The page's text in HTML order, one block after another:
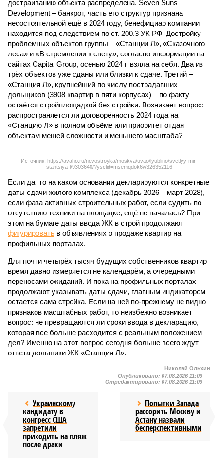
достраиванию объекта распределена. Seven Suns
Development – банкрот, часть его структур признана
несостоятельной ещё в 2024 году, бенефициар компании
находится под следствием по ст. 200.3 УК РФ. Достройку
проблемных объектов группы – «Станции Л», «Сказочного
леса» и «В стремлении к свету», согласно информации на
сайтах Capital Group, осенью 2024 г. взяла на себя. Два из
трёх объектов уже сданы или близки к сдаче. Третий –
«Станция Л», крупнейший по числу пострадавших
дольщиков (3908 квартир в пяти корпусах) – по факту
остаётся стройплощадкой без стройки. Возникает вопрос:
распространяется ли договорённость 2024 года на
«Станцию Л» в полном объёме или приоритет отдан
объектам мешей сложности и меньшего масштаба?
Источник: https://avaho.ru/novostroyka/moskva/uvao/lyublino/svetlyy-mir-
stantsiya-l/9303640/?ysclid=msemqdok6w326352116
Если да, то на каком основании декларируются конкретные
даты сдачи жилого комплекса (декабрь 2026 – март 2028),
если фаза активных строительных работ, если судить по
отсутствию техники на площадке, ещё не началась? При
этом на бумаге даты ввода ЖК в строй продолжают
фигурировать в объявлениях о продаже квартир на
профильных порталах.
Для почти четырёх тысяч будущих собственников квартир
время давно измеряется не календарём, а очередными
переносами ожиданий. И пока на профильных порталах
продолжают указывать даты сдачи, главным индикатором
остается сама стройка. Если на ней по-прежнему не видно
признаков масштабных работ, то неизбежно возникает
вопрос: не превращаются ли сроки ввода в декларацию,
которая все больше расходится с реальным положением
дел? Именно на этот вопрос сегодня больше всего ждут
ответа дольщики ЖК «Станция Л».
Николай Ольхин
Опубликовано: 07.08.2026 11:09
Отредактировано: 07.08.2026 11:09
Украинскому
кандидату в
конгресс США
запретили
приходить на пляж
после драки
Попытки Запада
рассорить Москву и
Астану назвали
бесперспективными